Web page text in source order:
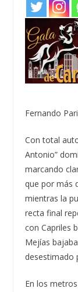
Fernando
Con total
Antonio”
marcando
que por más
mientras la
recta final
con Capriles
Mejías
desestimado
En los